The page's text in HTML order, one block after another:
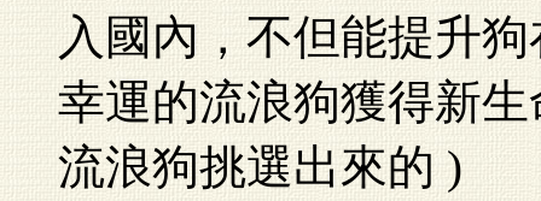
入國內，不但能提升
幸運的流浪狗獲得新
流浪狗挑選出來的 )